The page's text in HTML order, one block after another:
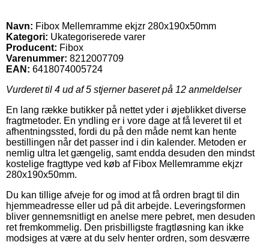
Navn: Fibox Mellemramme ekjzr 280x190x50mm
Kategori: Ukategoriserede varer
Producent: Fibox
Varenummer: 8212007709
EAN: 6418074005724
Vurderet til 4 ud af 5 stjerner baseret på 12 anmeldelser
En lang række butikker på nettet yder i øjeblikket diverse
fragtmetoder. En yndling er i vore dage at få leveret til et
afhentningssted, fordi du på den måde nemt kan hente
bestillingen når det passer ind i din kalender. Metoden er
nemlig ultra let gængelig, samt endda desuden den mindst
kostelige fragttype ved køb af Fibox Mellemramme ekjzr
280x190x50mm.
Du kan tillige afveje for og imod at få ordren bragt til din
hjemmeadresse eller ud på dit arbejde. Leveringsformen
bliver gennemsnitligt en anelse mere pebret, men desuden
ret fremkommelig. Den prisbilligste fragtløsning kan ikke
modsiges at være at du selv henter ordren, som desværre